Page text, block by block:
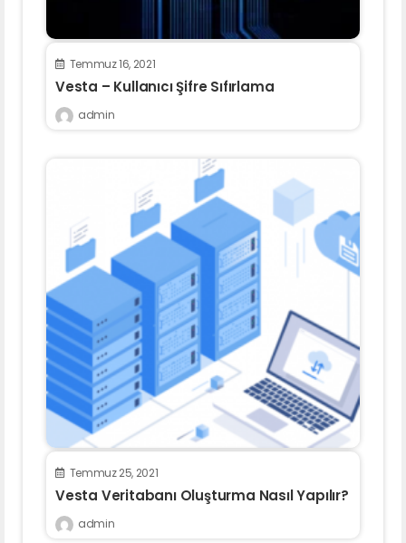
Temmuz 16, 2021
Vesta – Kullanıcı Şifre Sıfırlama
admin
Temmuz 25, 2021
Vesta Veritabanı Oluşturma Nasıl Yapılır?
admin